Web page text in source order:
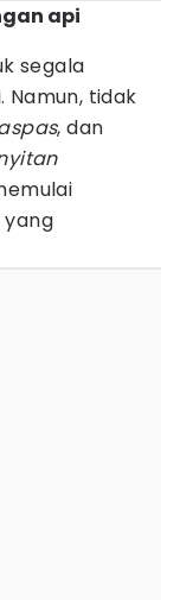
api
segala
Namun, tidak
, dan
yang